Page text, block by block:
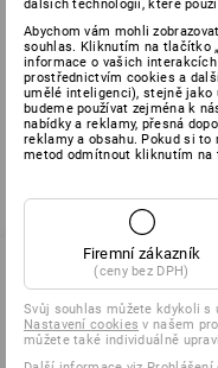
Už jste
dalších technologií, které
Abychom vám mohli
souhlas. Kliknutím na tlačítko
informace o vašich
prostřednictvím cookies a
umělé inteligenci), stejně jako
budeme používat zejména k
nabídky a reklamy, přesná
reklamy a obsahu. Pokud si
metod odmítnout kliknutím na
Firemní zákazník
(ceny bez DPH)
Svůj souhlas můžete kdykoli
Nastavení cookies v našem
můžete také individuálně